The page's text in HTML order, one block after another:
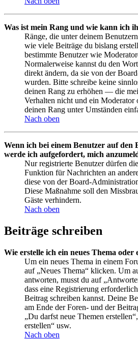
Was ist mein Rang und wie kann ich
Ränge, die unter deinem
wie viele Beiträge du bislang
bestimmte Benutzer wie
Normalerweise kannst du den
direkt ändern, da sie von der
wurden. Bitte schreibe keine
deinen Rang zu erhöhen — die
Verhalten nicht und ein
deinen Rang unter Umständen
Nach oben
Wenn ich bei einem Benutzer auf
werde ich aufgefordert, mich
Nur registrierte Benutzer dürfen
Funktion für Nachrichten an
diese von der Board-
Diese Maßnahme soll den
Gäste verhindern.
Nach oben
Beiträge schreiben
Wie erstelle ich ein neues Thema oder
Um ein neues Thema in einem
auf „Neues Thema“ klicken. Um
antworten, musst du auf
dass eine Registrierung
Beitrag schreiben kannst. Deine
am Ende der Foren- und der
„Du darfst neue Themen
erstellen“ usw.
Nach oben